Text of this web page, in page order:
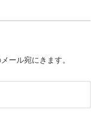
ール宛にきます。